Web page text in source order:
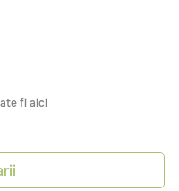
fi aici